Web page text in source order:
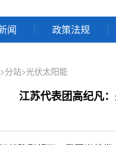
闻 政策法规
>分站>光伏太阳能
江苏代表团高纪凡